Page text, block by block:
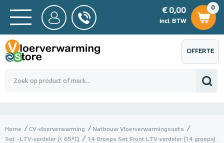
BTW
0,00
0
€ 0,00
incl. BTW
€ 0,00
OFFERTE
AANVRAGEN
Home CV-vloerverwarming
Natbouw Vloerverwarmingssets
Set - LTV-verdeler (< 65°C)
14 Groeps Set Front LTV-verdeler (14 groeps)